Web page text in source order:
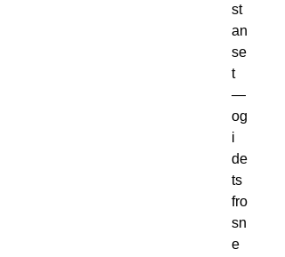
st
an
se
t
—
og
i
de
ts
fro
sn
e